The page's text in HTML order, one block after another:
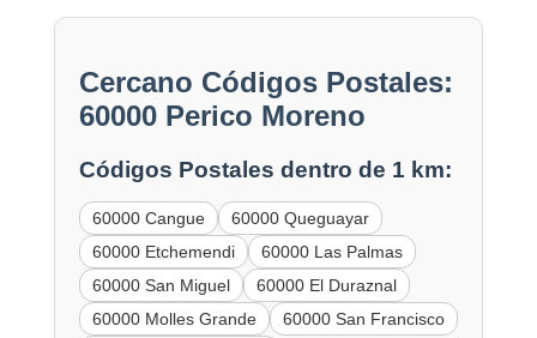
Cercano Códigos Postales:
60000 Perico Moreno
Códigos Postales dentro de 1 km:
60000 Cangue
60000 Queguayar
60000 Etchemendi
60000 Las Palmas
60000 San Miguel
60000 El Duraznal
60000 Molles Grande
60000 San Francisco